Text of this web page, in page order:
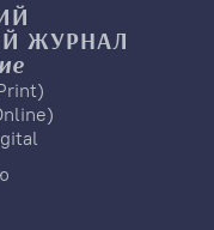
ЖУРНАЛ